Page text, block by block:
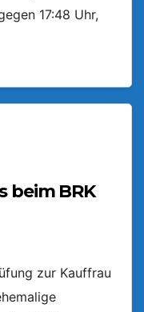
17:48 Uhr,
beim BRK
zur Kauffrau